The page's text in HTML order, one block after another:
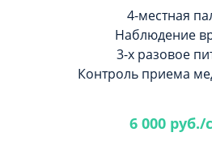
4-местная
Наблюдение
3-х разовое
Контроль приема
6 000 руб./